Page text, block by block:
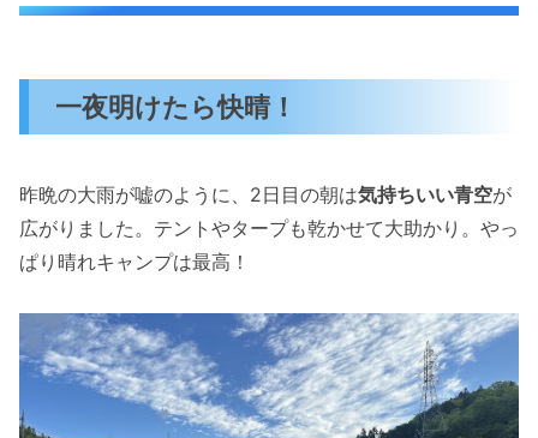
一夜明けたら快晴！
昨晩の大雨が嘘のように、2日目の朝は気持ちいい青空が
広がりました。テントやタープも乾かせて大助かり。やっ
ぱり晴れキャンプは最高！